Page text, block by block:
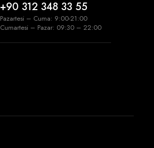
+90 312 348 33 55
Pazartesi – Cuma: 9:00-21:00
Cumartesi – Pazar: 09:30 – 22:00